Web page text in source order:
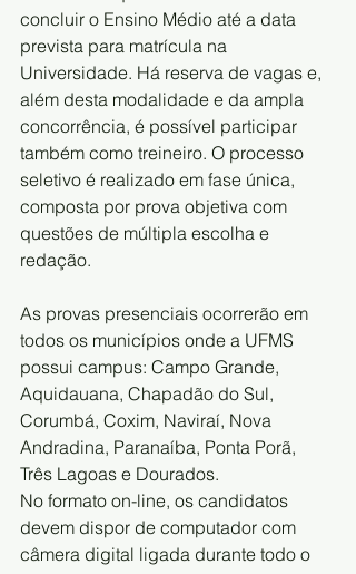
concluir o Ensino Médio até a data
prevista para matrícula na
Universidade. Há reserva de vagas e,
além desta modalidade e da ampla
concorrência, é possível participar
também como treineiro. O processo
seletivo é realizado em fase única,
composta por prova objetiva com
questões de múltipla escolha e
redação.
As provas presenciais ocorrerão em
todos os municípios onde a UFMS
possui campus: Campo Grande,
Aquidauana, Chapadão do Sul,
Corumbá, Coxim, Naviraí, Nova
Andradina, Paranaíba, Ponta Porã,
Três Lagoas e Dourados.
No formato on-line, os candidatos
devem dispor de computador com
câmera digital ligada durante todo o